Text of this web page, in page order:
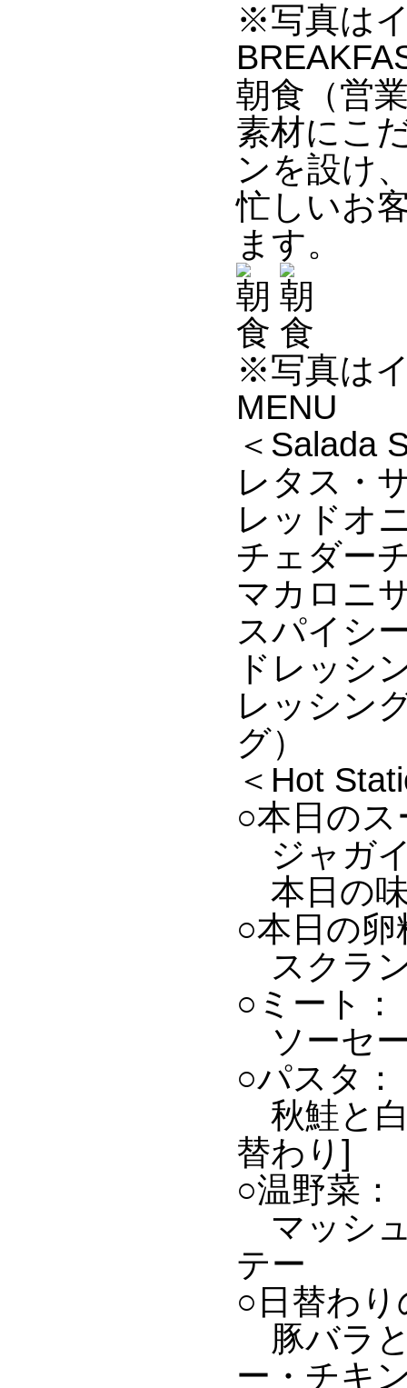
※写真は
朝食（営
素材にこ
ンを設け
忙しいお
ます。
※写真は
MENU
＜Salada
レタス・
レッドオ
チェダー
マカロニ
スパイシ
ドレッシ
レッシン
グ）
＜Hot
○本日のス
ジャガ
本日の
○本日の卵
スクラ
○ミート：
ソーセ
○パスタ：
秋鮭と
替わり]
○温野菜：
マッシ
テー
○日替わ
豚バラ
ー・チキ